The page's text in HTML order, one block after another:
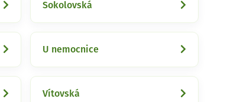
Sokolovská
U nemocnice
Vítovská